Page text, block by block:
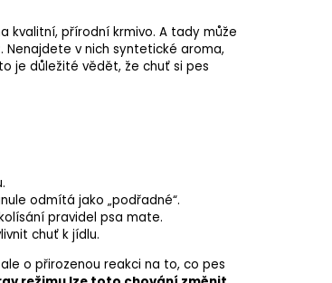
kvalitní, přírodní krmivo. A tady může
. Nenajdete v nich syntetické aroma,
je důležité vědět, že chuť si pes
odmítá jako „podřadné“.
pravidel psa mate.
chuť k jídlu.
o přirozenou reakci na to, co pes